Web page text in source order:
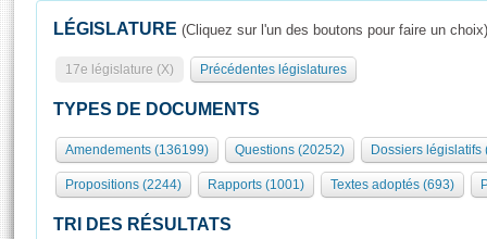
Présidence
577 députés
Groupes politiques
Séance publique
Commissions et autres organes
Europe et International
Rôle et pouvoirs de l'Assemblée
Organisation de l'Assemblée
Présidence Conférence des Présidents Bureau Collège des
Visiter l'Assemblée
Visite virtuelle du palais Bourbon
Assister à une séance
LÉGISLATURE (Cliquez sur l'un des boutons pour faire un choix)
17e législature (X) Précédentes législatures
TYPES DE DOCUMENTS
Amendements (136199) Questions (20252) Dossiers législatifs
Propositions (2244) Rapports (1001) Textes adoptés (693)
TRI DES RÉSULTATS